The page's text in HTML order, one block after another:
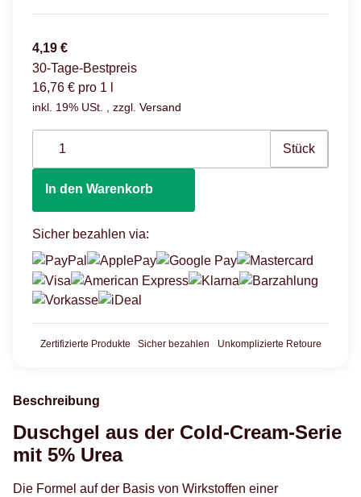
4,19 €
30-Tage-Bestpreis
16,76 € pro 1 l
inkl. 19% USt. , zzgl. Versand
Stück
In den Warenkorb
Sicher bezahlen via:
Zertifizierte Produkte Sicher bezahlen Unkomplizierte Retoure
Beschreibung
Duschgel aus der Cold-Cream-Serie
mit 5% Urea
Die Formel auf der Basis von Wirkstoffen einer